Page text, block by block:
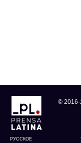
РУССКОЕ
© 2016-